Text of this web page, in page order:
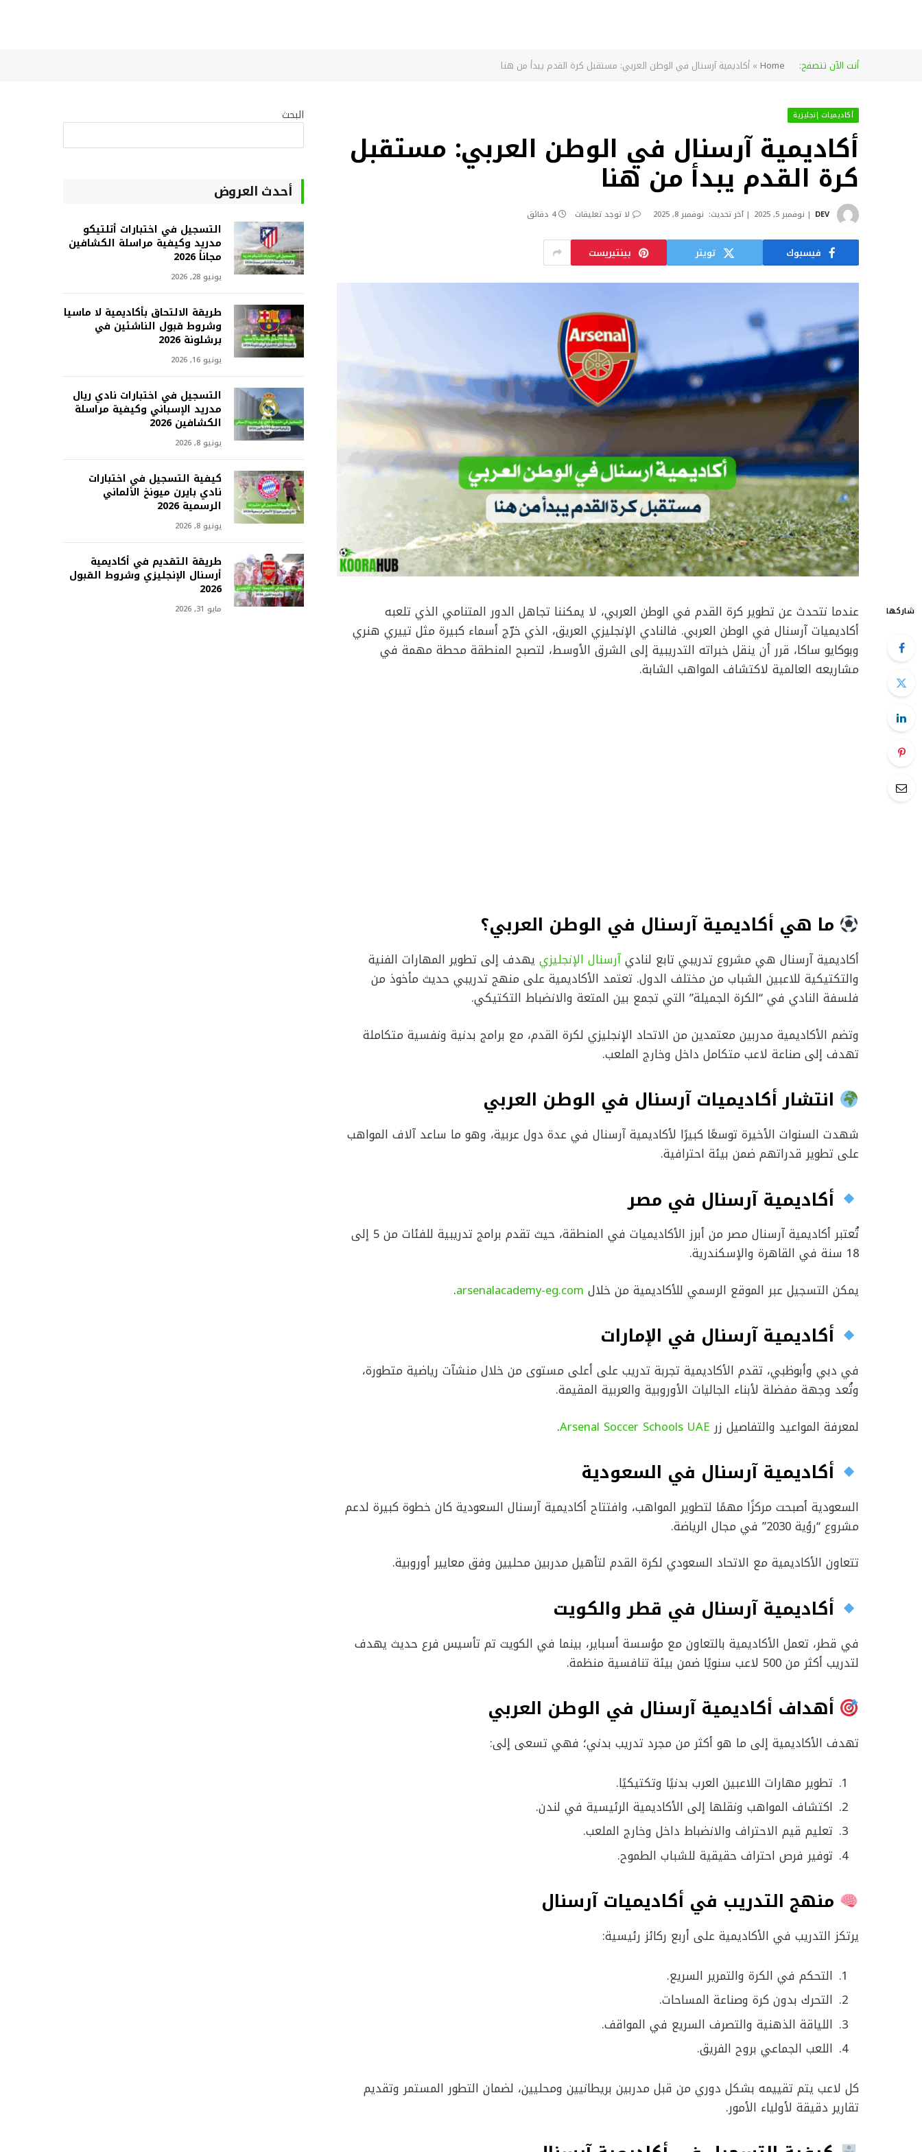
أنت الآن تتصفح: Home
» أكاديمية آرسنال في الوطن العربي: مستقبل كرة القدم يبدأ من هنا
أكاديميات إنجليزية
أكاديمية آرسنال في الوطن العربي: مستقبل
كرة القدم يبدأ من هنا
DEV نوفمبر 5, 2025 آخر تحديث: نوفمبر 8, 2025 لا توجد تعليقات 4 دقائق
فيسبوك تويتر بينتيريست
شاركها
عندما نتحدث عن تطوير كرة القدم في الوطن العربي، لا يمكننا تجاهل الدور المتنامي الذي تلعبه
أكاديميات آرسنال في الوطن العربي. فالنادي الإنجليزي العريق، الذي خرّج أسماء كبيرة مثل تييري هنري
وبوكايو ساكا، قرر أن ينقل خبراته التدريبية إلى الشرق الأوسط، لتصبح المنطقة محطة مهمة في
مشاريعه العالمية لاكتشاف المواهب الشابة.
ما هي أكاديمية آرسنال في الوطن العربي؟
أكاديمية آرسنال هي مشروع تدريبي تابع لناديآرسنال الإنجليزي يهدف إلى تطوير المهارات الفنية
والتكتيكية للاعبين الشباب من مختلف الدول. تعتمد الأكاديمية على منهج تدريبي حديث مأخوذ من
فلسفة النادي في “الكرة الجميلة” التي تجمع بين المتعة والانضباط التكتيكي.
وتضم الأكاديمية مدربين معتمدين من الاتحاد الإنجليزي لكرة القدم، مع برامج بدنية ونفسية متكاملة
تهدف إلى صناعة لاعب متكامل داخل وخارج الملعب.
انتشار أكاديميات آرسنال في الوطن العربي
شهدت السنوات الأخيرة توسعًا كبيرًا لأكاديمية آرسنال في عدة دول عربية، وهو ما ساعد آلاف المواهب
على تطوير قدراتهم ضمن بيئة احترافية.
أكاديمية آرسنال في مصر
تُعتبر أكاديمية آرسنال مصر من أبرز الأكاديميات في المنطقة، حيث تقدم برامج تدريبية للفئات من 5 إلى
18 سنة في القاهرة والإسكندرية.
يمكن التسجيل عبر الموقع الرسمي للأكاديمية من خلال arsenalacademy-eg.com
.
أكاديمية آرسنال في الإمارات
في دبي وأبوظبي، تقدم الأكاديمية تجربة تدريب على أعلى مستوى من خلال منشآت رياضية متطورة،
وتُعد وجهة مفضلة لأبناء الجاليات الأوروبية والعربية المقيمة.
لمعرفة المواعيد والتفاصيل زر Arsenal Soccer Schools UAE
.
أكاديمية آرسنال في السعودية
السعودية أصبحت مركزًا مهمًا لتطوير المواهب، وافتتاح أكاديمية آرسنال السعودية كان خطوة كبيرة لدعم
مشروع “رؤية 2030” في مجال الرياضة.
تتعاون الأكاديمية مع الاتحاد السعودي لكرة القدم لتأهيل مدربين محليين وفق معايير أوروبية.
أكاديمية آرسنال في قطر والكويت
في قطر، تعمل الأكاديمية بالتعاون مع مؤسسة أسباير، بينما في الكويت تم تأسيس فرع حديث يهدف
لتدريب أكثر من 500 لاعب سنويًا ضمن بيئة تنافسية منظمة.
أهداف أكاديمية آرسنال في الوطن العربي
تهدف الأكاديمية إلى ما هو أكثر من مجرد تدريب بدني؛ فهي تسعى إلى:
تطوير مهارات اللاعبين العرب بدنيًا وتكتيكيًا.
اكتشاف المواهب ونقلها إلى الأكاديمية الرئيسية في لندن.
تعليم قيم الاحتراف والانضباط داخل وخارج الملعب.
توفير فرص احتراف حقيقية للشباب الطموح.
منهج التدريب في أكاديميات آرسنال
يرتكز التدريب في الأكاديمية على أربع ركائز رئيسية:
التحكم في الكرة والتمرير السريع.
التحرك بدون كرة وصناعة المساحات.
اللياقة الذهنية والتصرف السريع في المواقف.
اللعب الجماعي بروح الفريق.
كل لاعب يتم تقييمه بشكل دوري من قبل مدربين بريطانيين ومحليين، لضمان التطور المستمر وتقديم
تقارير دقيقة لأولياء الأمور.
البحث
أحدث العروض
التسجيل في اختبارات أتلتيكو
مدريد وكيفية مراسلة الكشافين
مجاناً 2026
يونيو 28, 2026
طريقة الالتحاق بأكاديمية لا ماسيا
وشروط قبول الناشئين في
برشلونة 2026
يونيو 16, 2026
التسجيل في اختبارات نادي ريال
مدريد الإسباني وكيفية مراسلة
الكشافين 2026
يونيو 8, 2026
كيفية التسجيل في اختبارات
نادي بايرن ميونخ الألماني
الرسمية 2026
يونيو 8, 2026
طريقة التقديم في أكاديمية
أرسنال الإنجليزي وشروط القبول
2026
مايو 31, 2026